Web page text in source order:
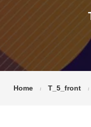
Home T_5_front